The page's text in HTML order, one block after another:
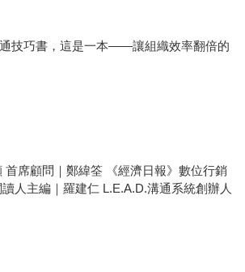
技巧書，這是一本——讓組織效率翻倍的
首席顧問｜鄭緯筌 《經濟日報》數位行銷
人主編｜羅建仁 L.E.A.D.溝通系統創辦人